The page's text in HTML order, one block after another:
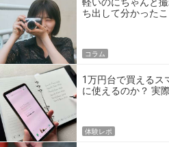
ち出して分かったこ
コラム
1万円台で買えるス
に使えるのか？ 実
体験レポ